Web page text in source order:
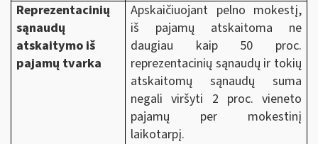
Reprezentacinių
sąnaudų
atskaitymo iš
pajamų tvarka
Apskaičiuojant pelno mokestį,
iš pajamų atskaitoma ne
daugiau kaip 50 proc.
reprezentacinių sąnaudų ir tokių
atskaitomų sąnaudų suma
negali viršyti 2 proc. vieneto
pajamų per mokestinį
laikotarpį.